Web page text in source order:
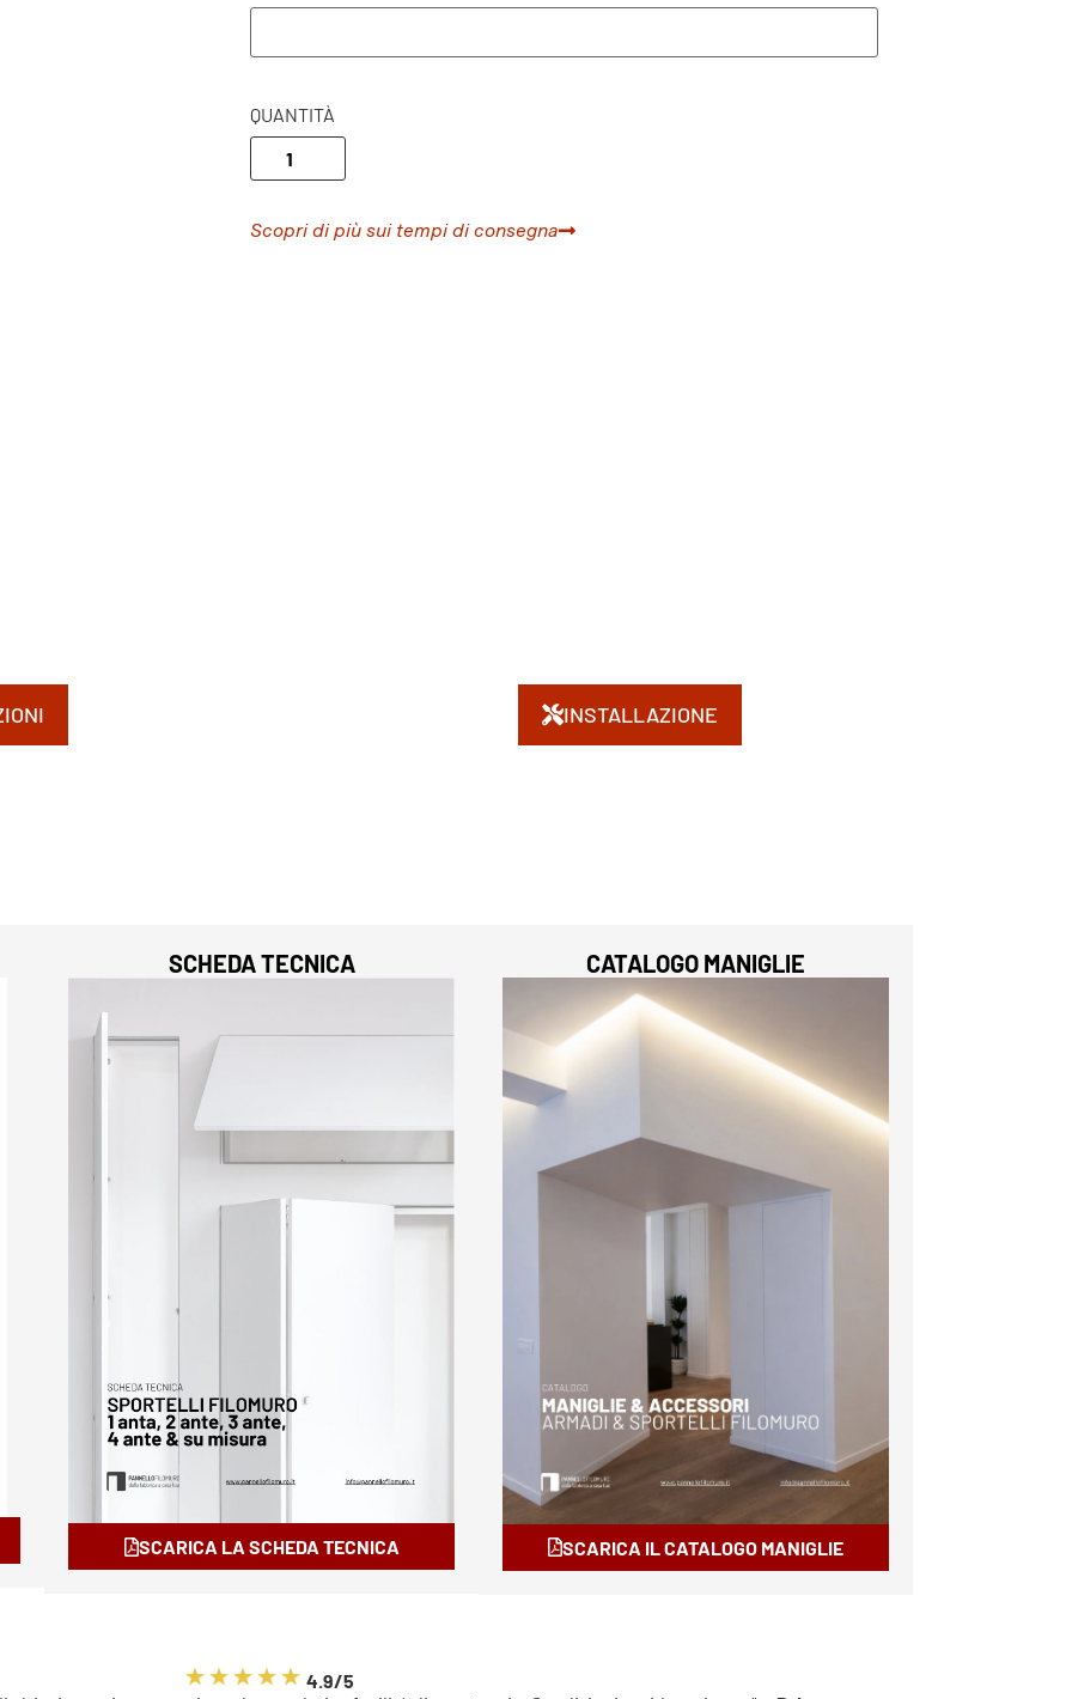
QUANTITÀ
Scopri di più sui tempi di consegna
INSTALLAZIONE
SCHEDA TECNICA
SCARICA LA SCHEDA TECNICA
CATALOGO MANIGLIE
SCARICA IL CATALOGO MANIGLIE
4.9/5